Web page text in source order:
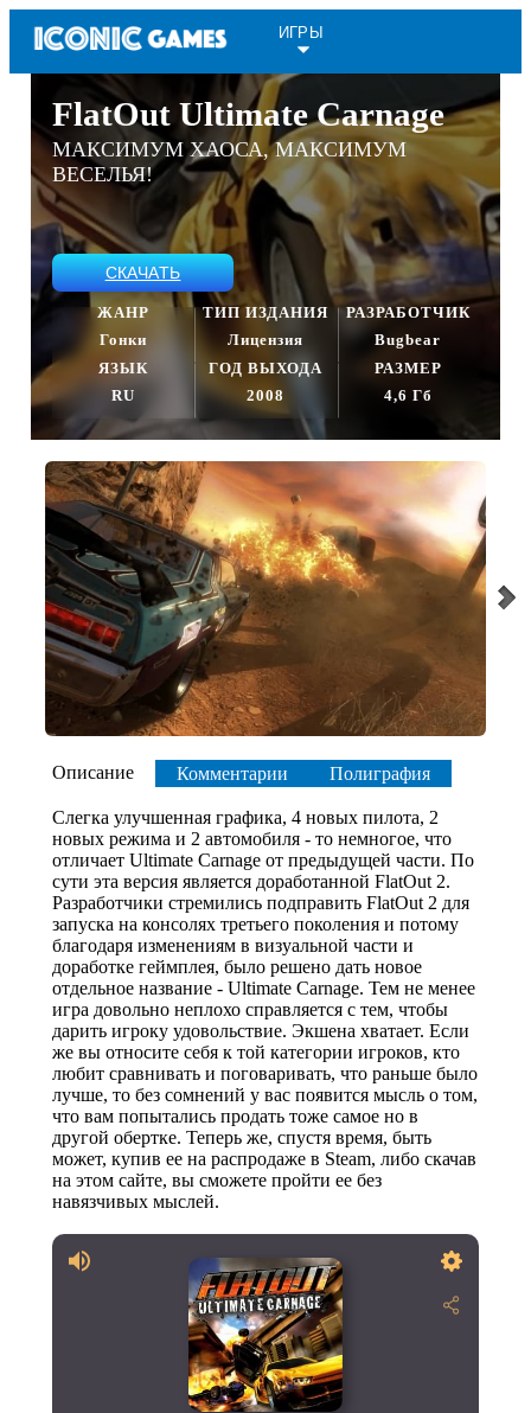
ИГРЫ
FlatOut Ultimate Carnage
МАКСИМУМ ХАОСА, МАКСИМУМ
ВЕСЕЛЬЯ!
СКАЧАТЬ
ЖАНР
Гонки
ТИП ИЗДАНИЯ
Лицензия
РАЗРАБОТЧИК
Bugbear
ЯЗЫК
RU
ГОД ВЫХОДА
2008
РАЗМЕР
4,6 Гб
Описание Комментарии Полиграфия
Слегка улучшенная графика, 4 новых пилота, 2
новых режима и 2 автомобиля - то немногое, что
отличает Ultimate Carnage от предыдущей части. По
сути эта версия является доработанной FlatOut 2.
Разработчики стремились подправить FlatOut 2 для
запуска на консолях третьего поколения и потому
благодаря изменениям в визуальной части и
доработке геймплея, было решено дать новое
отдельное название - Ultimate Carnage. Тем не менее
игра довольно неплохо справляется с тем, чтобы
дарить игроку удовольствие. Экшена хватает. Если
же вы относите себя к той категории игроков, кто
любит сравнивать и поговаривать, что раньше было
лучше, то без сомнений у вас появится мысль о том,
что вам попытались продать тоже самое но в
другой обертке. Теперь же, спустя время, быть
может, купив ее на распродаже в Steam, либо скачав
на этом сайте, вы сможете пройти ее без
навязчивых мыслей.